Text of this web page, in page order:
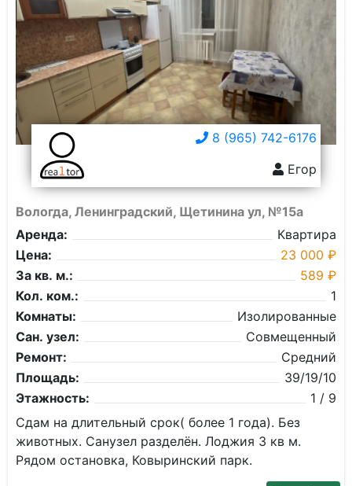
8 (965) 742-6176
Егор
Вологда, Ленинградский, Щетинина ул, №15а
Аренда:
Квартира
Цена:
23 000 ₽
За кв. м.:
589 ₽
Кол. ком.:
1
Комнаты:
Изолированные
Сан. узел:
Совмещенный
Ремонт:
Средний
Площадь:
39/19/10
Этажность:
1 / 9
Сдам на длительный срок( более 1 года). Без
животных. Санузел разделён. Лоджия 3 кв м.
Рядом остановка, Ковыринский парк.